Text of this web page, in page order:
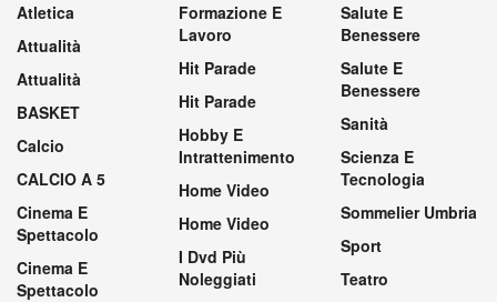
Atletica
Attualità
Attualità
BASKET
Calcio
CALCIO A 5
Cinema E
Spettacolo
Cinema E
Spettacolo
Formazione E
Lavoro
Hit Parade
Hit Parade
Hobby E
Intrattenimento
Home Video
Home Video
I Dvd Più
Noleggiati
Salute E
Benessere
Salute E
Benessere
Sanità
Scienza E
Tecnologia
Sommelier Umbria
Sport
Teatro